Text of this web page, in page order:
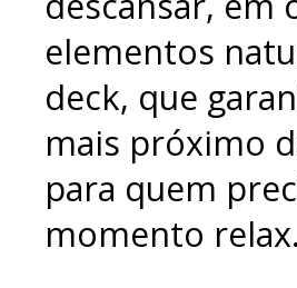
elementos
deck, que
mais próximo
para quem
momento relax.